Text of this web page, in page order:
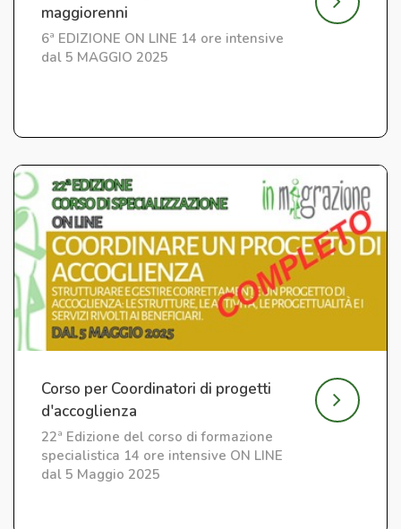
maggiorenni
6ª EDIZIONE ON LINE 14 ore intensive
dal 5 MAGGIO 2025
Corso per Coordinatori di progetti
d'accoglienza
22ª Edizione del corso di formazione
specialistica 14 ore intensive ON LINE
dal 5 Maggio 2025